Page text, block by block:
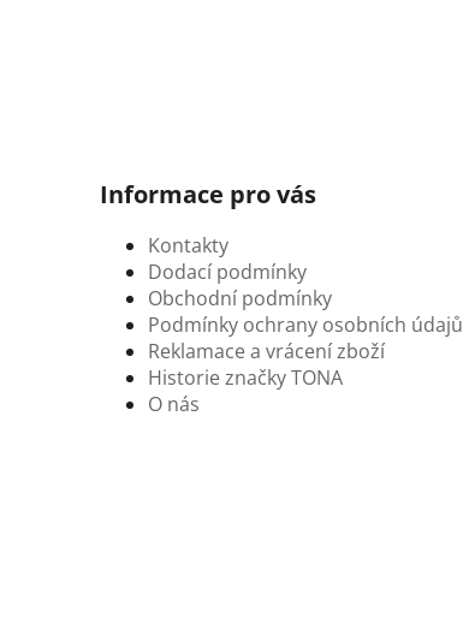
Informace pro vás
Kontakty
Dodací podmínky
Obchodní podmínky
Podmínky ochrany osobních údajů
Reklamace a vrácení zboží
Historie značky TONA
O nás